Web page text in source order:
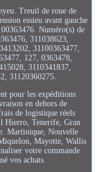
Treuil de roue de
essieu avant gauche
Numéro(s) de
311038623,
31100363477,
127, 0363478,
3110341837,
31120360275.
pour les expéditions
en dehors de
de logistique réels
Hierro, Tenerife, Gran
Martinique, Nouvelle
Mayotte, Wallis
votre commande
vos achats.